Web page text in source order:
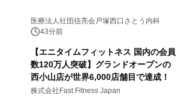
医療法人社団信亮会戸塚西口さとう内科
43分前
【エニタイムフィットネス 国内の会員
数120万人突破】グランドオープンの
西小山店が世界6,000店舗目で達成！
株式会社Fast Fitness Japan